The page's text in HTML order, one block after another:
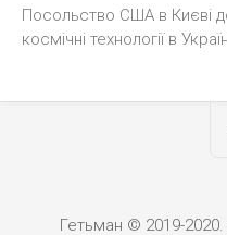
Посольство США в Києві
космічні технології в
Гетьман © 2019-